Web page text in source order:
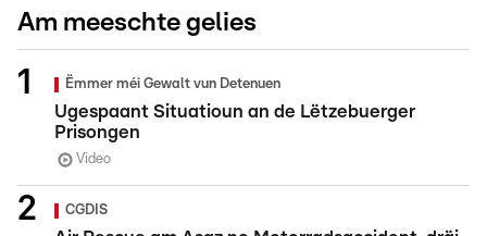
Am meeschte gelies
Ëmmer méi Gewalt vun Detenuen
Ugespaant Situatioun an de Lëtzebuerger
Prisongen
Video
CGDIS